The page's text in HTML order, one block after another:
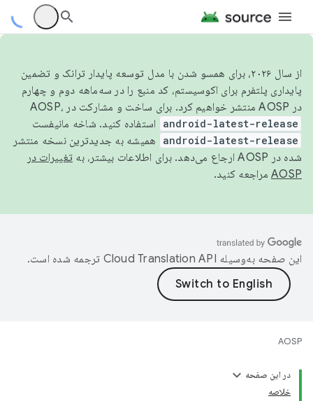
از سال ۲۰۲۶، برای همسو شدن با مدل توسعه پایدار ترانک و تضمین
پایداری پلتفرم برای اکوسیستم، کد منبع را در سه‌ماهه دوم و چهارم
در AOSP منتشر خواهیم کرد. برای ساخت و مشارکت در AOSP،
android-latest-release استفاده کنید. شاخه مانیفست
android-latest-release
همیشه به جدیدترین نسخه منتشر
شده در AOSP ارجاع می‌دهد. برای اطلاعات بیشتر، به
تغییرات در
AOSP مراجعه کنید.
این صفحه به‌وسیله ترجمه شده است.
AOSP
در این صفحه
خلاصه